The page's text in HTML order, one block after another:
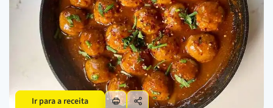
Ir para a receita